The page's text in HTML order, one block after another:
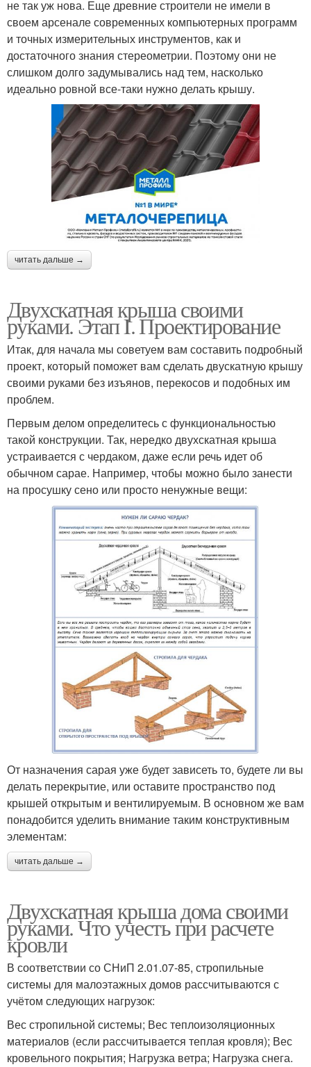
не так уж нова. Еще древние строители не имели в
своем арсенале современных компьютерных программ
и точных измерительных инструментов, как и
достаточного знания стереометрии. Поэтому они не
слишком долго задумывались над тем, насколько
идеально ровной все-таки нужно делать крышу.
читать дальше →
Двухскатная крыша своими
руками. Этап I. Проектирование
Итак, для начала мы советуем вам составить подробный
проект, который поможет вам сделать двускатную крышу
своими руками без изъянов, перекосов и подобных им
проблем.
Первым делом определитесь с функциональностью
такой конструкции. Так, нередко двухскатная крыша
устраивается с чердаком, даже если речь идет об
обычном сарае. Например, чтобы можно было занести
на просушку сено или просто ненужные вещи:
От назначения сарая уже будет зависеть то, будете ли вы
делать перекрытие, или оставите пространство под
крышей открытым и вентилируемым. В основном же вам
понадобится уделить внимание таким конструктивным
элементам:
читать дальше →
Двухскатная крыша дома своими
руками. Что учесть при расчете
кровли
В соответствии со СНиП 2.01.07-85, стропильные
системы для малоэтажных домов рассчитываются с
учётом следующих нагрузок:
Вес стропильной системы; Вес теплоизоляционных
материалов (если рассчитывается теплая кровля); Вес
кровельного покрытия; Нагрузка ветра; Нагрузка снега.